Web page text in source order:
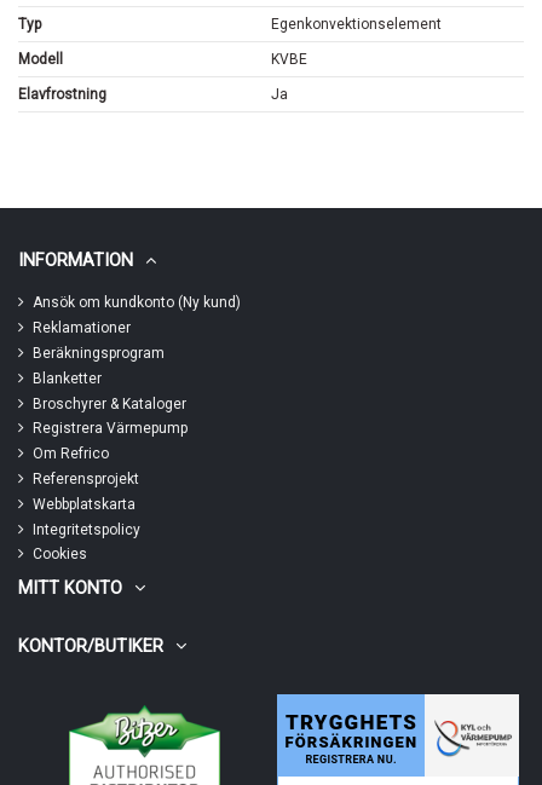
Typ Egenkonvektionselement
Modell KVBE
Elavfrostning Ja
INFORMATION
Ansök om kundkonto (Ny kund)
Reklamationer
Beräkningsprogram
Blanketter
Broschyrer & Kataloger
Registrera Värmepump
Om Refrico
Referensprojekt
Webbplatskarta
Integritetspolicy
Cookies
MITT KONTO
KONTOR/BUTIKER